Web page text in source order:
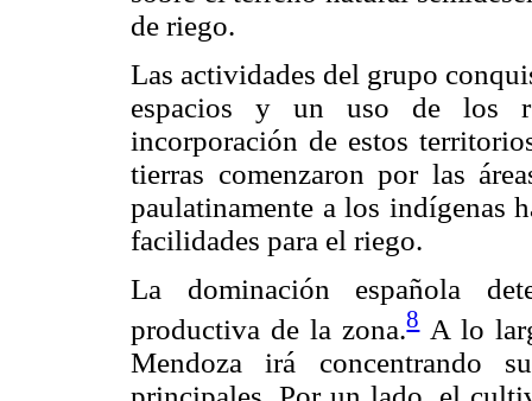
de riego.
Las actividades del grupo
espacios y un uso de los
incorporación de estos
tierras comenzaron por las
paulatinamente a los indígenas
facilidades para el riego.
La dominación española
productiva de la zona.8A lo
Mendoza irá concentrando